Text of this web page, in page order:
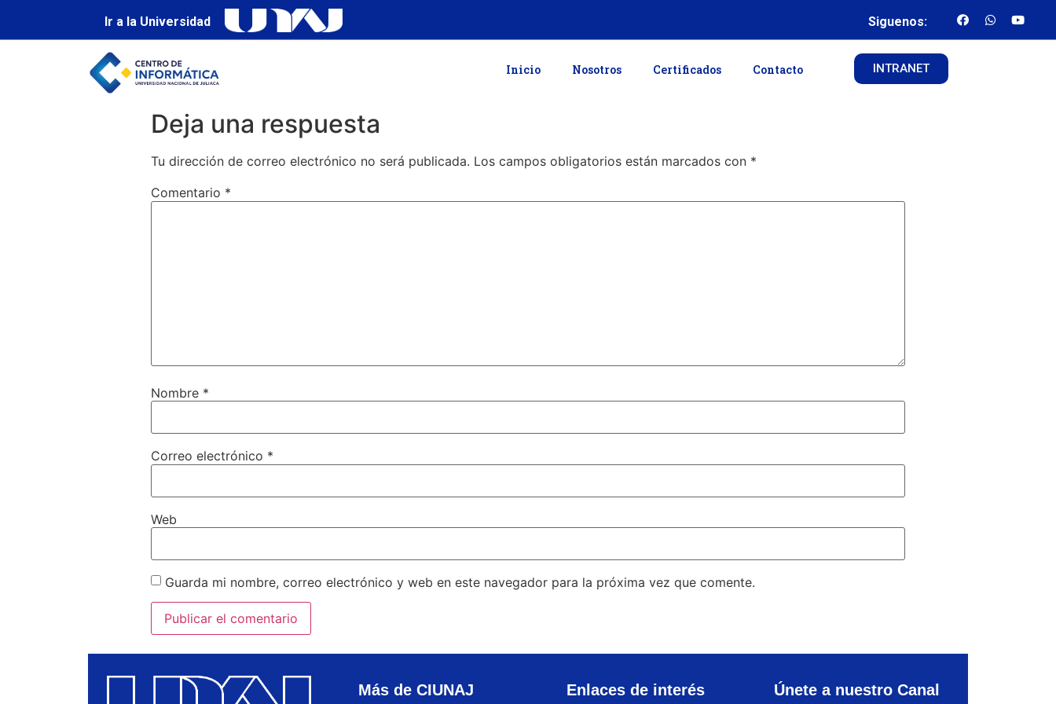
Ir a la Universidad Siguenos:
Inicio Nosotros Certificados Contacto INTRANET
Deja una respuesta
Tu dirección de correo electrónico no será publicada. Los campos obligatorios están marcados con *
Comentario *
Nombre *
Correo electrónico *
Web
Guarda mi nombre, correo electrónico y web en este navegador para la próxima vez que comente.
Más de CIUNAJ Enlaces de interés Únete a nuestro Canal